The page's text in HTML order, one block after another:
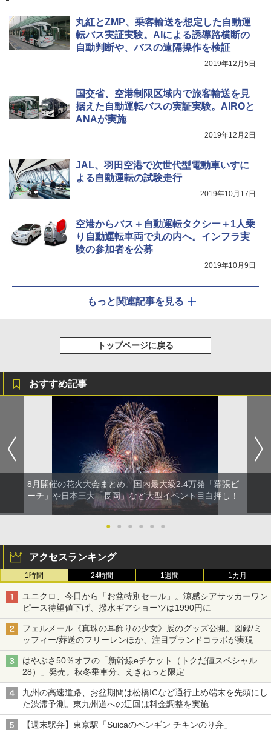
秒）射程5～10m 安全ロック搭載 携帯収納袋
付き ヒグマ・イノシシ対策 自治体・教育機
関の購入実績 登山・キャンプ・アウトドア・
防災用品 長期保存可能 緊急時用 日本国内発
丸紅とZMP、乗客輸送を想定した自動運
転バス実証実験。AIによる誘導路横断の
自動判断や、バスの遠隔操作を検証
2019年12月5日
国交省、空港制限区域内で旅客輸送を見
据えた自動運転バスの実証実験。AIROと
ANAが実施
2019年12月2日
JAL、羽田空港で次世代型電動車いすに
よる自動運転の試験走行
2019年10月17日
空港からバス＋自動運転タクシー＋1人乗
り自動運転車両で丸の内へ。インフラ実
験の参加者を公募
2019年10月9日
もっと関連記事を見る
トップページに戻る
おすすめ記事
8月開催の花火大会まとめ。国内最大級2.4万発「幕張ビ
ーチ」や日本三大「長岡」など大型イベント目白押し！
● ● ● ● ● ●
アクセスランキング
1時間 24時間 1週間 1カ月
ユニクロ、今日から「お盆特別セール」。涼感シアサッカーワン
ピース待望値下げ、撥水ギアショーツは1990円に
フェルメール《真珠の耳飾りの少女》展のグッズ公開。図録/ミ
ッフィー/葬送のフリーレンほか、注目ブランドコラボが実現
はやぶさ50％オフの「新幹線eチケット（トクだ値スペシャル
28）」発売。秋冬乗車分、えきねっと限定
九州の高速道路、お盆期間は松橋ICなど通行止め端末を先頭にし
た渋滞予測。東九州道への迂回は料金調整を実施
【週末駅弁】東京駅「Suicaのペンギン チキンのり弁」